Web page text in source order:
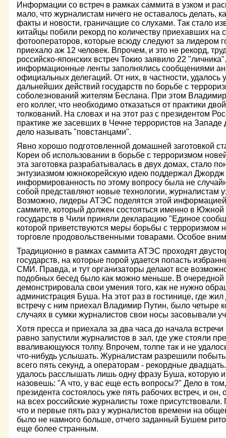
Информации со встреч в рамках саммита в узком и
мало, что журналистам ничего не оставалось делать,
факты и новости, граничащие со слухами. Так стало
китайцы побили рекорд по количеству приехавших на
фотооператоров, которые всюду следуют за лидером
приехало аж 12 человек. Впрочем, и это не рекорд,
российско-японских встреч Токио заявило 22
информационные ленты заполнялись сообщениями
официальных делегаций. От них, в частности, удалось
дальнейших действий государств по борьбе с
соболезнований жителям Беслана. При этом
его коллег, что необходимо отказаться от практики
толкований. На словах и на этот раз с президентом
практике же засевших в Чечне террористов на
дело называть "повстанцами".
Явно хорошо подготовленной домашней заготовкой
Кореи об использовании в борьбе с терроризмом
эта заготовка разрабатывалась в двух домах, стало
энтузиазмом южнокорейскую идею поддержал
информированность по этому вопросу была не
собой представляют новые технологии, журналистам
Возможно, лидеры АТЭС поделятся этой
саммите, который должен состояться именно в
государств в Чили приняли декларацию "Единое
которой приветствуются меры борьбы с терроризмом
торговле продовольственными товарами. Особое
Традиционно в рамках саммита АТЭС проходят
государств, на которые порой удается попасть
СМИ. Правда, и тут организаторы делают все
подобных бесед было как можно меньше. В очередной
демонстрировала свои умения того, как не нужно
администрация Буша. На этот раз в гостинице, где
встречу с ним приехал Владимир Путин, было четыре
случаях в сумки журналистов свои носы засовывали
Хотя пресса и приехала за два часа до начала
равно запустили журналистов в зал, где уже стояли
вваливающуюся толпу. Впрочем, толпе так и не
что-нибудь услышать. Журналистам разрешили
всего пять секунд, а операторам - рекордные
удалось расслышать лишь одну фразу Буша, которую
назовешь: "А что, у вас еще есть вопросы?" Дело в том,
президента состоялось уже пять рабочих встреч, и
на всех российские журналисты тоже присутствовали.
что и первые пять раз у журналистов времени на
было не намного больше, отчего заданный Бушем
еще более странным.